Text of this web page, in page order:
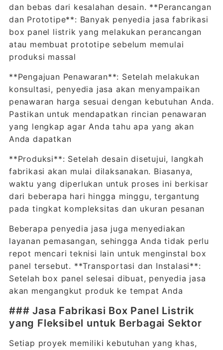
dan bebas dari kesalahan desain. **Perancangan
dan Prototipe**: Banyak penyedia jasa fabrikasi
box panel listrik yang melakukan perancangan
atau membuat prototipe sebelum memulai
produksi massal
**Pengajuan Penawaran**: Setelah melakukan
konsultasi, penyedia jasa akan menyampaikan
penawaran harga sesuai dengan kebutuhan Anda.
Pastikan untuk mendapatkan rincian penawaran
yang lengkap agar Anda tahu apa yang akan
Anda dapatkan
**Produksi**: Setelah desain disetujui, langkah
fabrikasi akan mulai dilaksanakan. Biasanya,
waktu yang diperlukan untuk proses ini berkisar
dari beberapa hari hingga minggu, tergantung
pada tingkat kompleksitas dan ukuran pesanan
Beberapa penyedia jasa juga menyediakan
layanan pemasangan, sehingga Anda tidak perlu
repot mencari teknisi lain untuk menginstal box
panel tersebut. **Transportasi dan Instalasi**:
Setelah box panel selesai dibuat, penyedia jasa
akan mengangkut produk ke tempat Anda
### Jasa Fabrikasi Box Panel Listrik
yang Fleksibel untuk Berbagai Sektor
Setiap proyek memiliki kebutuhan yang khas,